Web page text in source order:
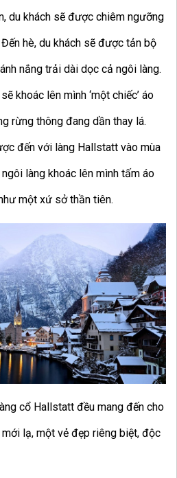
du khách sẽ được chiêm ngưỡng
hè, du khách sẽ được tản bộ
nắng trải dài dọc cả ngôi làng.
khoác lên mình ‘một chiếc’ áo
rừng thông đang dần thay lá.
đến với làng Hallstatt vào mùa
làng khoác lên mình tấm áo
một xứ sở thần tiên.
cổ Hallstatt đều mang đến cho
lạ, một vẻ đẹp riêng biệt, độc